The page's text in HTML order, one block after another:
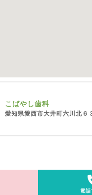
こばやし歯科
愛知県愛西市大井町六川北６
電